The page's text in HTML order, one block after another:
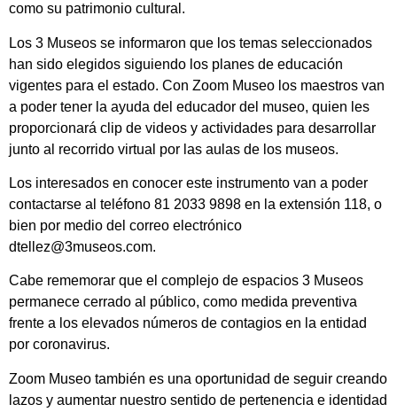
como su patrimonio cultural.
Los 3 Museos se informaron que los temas seleccionados
han sido elegidos siguiendo los planes de educación
vigentes para el estado. Con Zoom Museo los maestros van
a poder tener la ayuda del educador del museo, quien les
proporcionará clip de videos y actividades para desarrollar
junto al recorrido virtual por las aulas de los museos.
Los interesados en conocer este instrumento van a poder
contactarse al teléfono 81 2033 9898 en la extensión 118, o
bien por medio del correo electrónico
dtellez@3museos.com.
Cabe rememorar que el complejo de espacios 3 Museos
permanece cerrado al público, como medida preventiva
frente a los elevados números de contagios en la entidad
por coronavirus.
Zoom Museo también es una oportunidad de seguir creando
lazos y aumentar nuestro sentido de pertenencia e identidad